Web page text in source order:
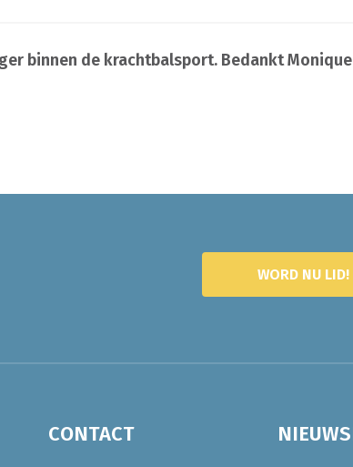
binnen de krachtbalsport. Bedankt
WORD NU LID!
CONTACT